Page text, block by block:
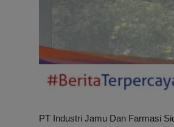
PT Industri Jamu Dan Farmasi